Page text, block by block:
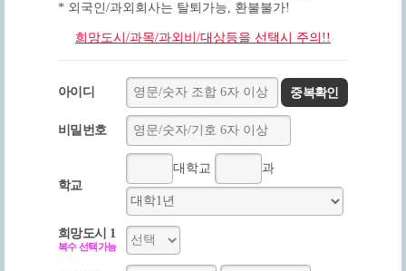
* 외국인/과외회사는 탈퇴가능, 환불불가!
희망도시/과목/과외비/대상등을 선택시 주의!!
아이디 중복확인
비밀번호
학교
대학교 과
희망도시 1
복수 선택가능